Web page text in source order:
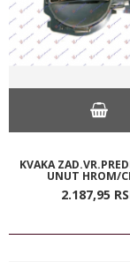
KVAKA
UNUT HROM/
2.187,95